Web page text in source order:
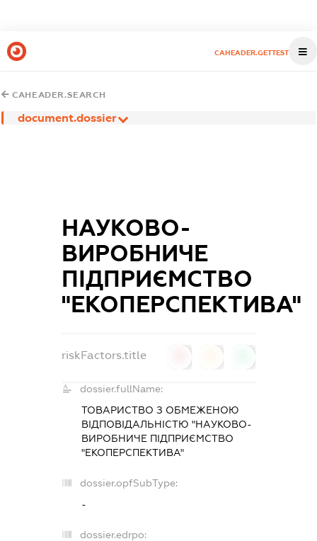
CAHEADER.GETTEST
CAHEADER.SEARCH
document.dossier
НАУКОВО-
ВИРОБНИЧЕ
ПІДПРИЄМСТВО
"ЕКОПЕРСПЕКТИВА"
riskFactors.title
dossier.fullName:
ТОВАРИСТВО З ОБМЕЖЕНОЮ
ВІДПОВІДАЛЬНІСТЮ "НАУКОВО-
ВИРОБНИЧЕ ПІДПРИЄМСТВО
"ЕКОПЕРСПЕКТИВА"
dossier.opfSubType:
-
dossier.edrpo: